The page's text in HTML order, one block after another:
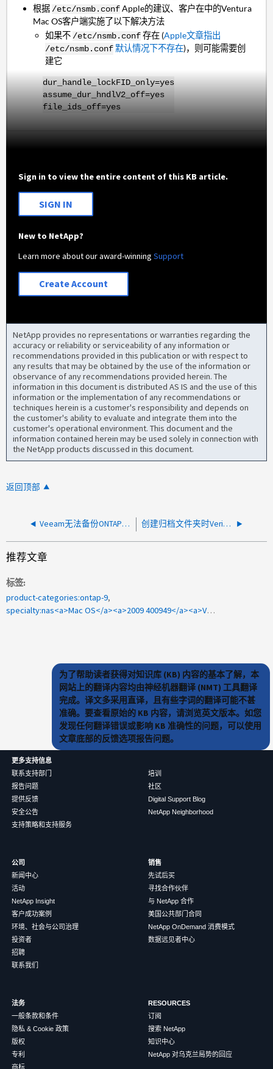
根据 /etc/nsmb.confApple的建议、客户在中的Ventura
Mac OS客户端实施了以下解决方法
如果不 /etc/nsmb.conf存在 (Apple文章指出
/etc/nsmb.conf默认情况下不存在)，则可能需要创
建它
dur_handle_lockFID_only=yes
assume_dur_hndlV2_off=yes
file_ids_off=yes
Sign in to view the entire content of this KB article.
SIGN IN
New to NetApp?
Learn more about our award-winningSupport
Create Account
NetApp provides no representations or warranties regarding the
accuracy or reliability or serviceability of any information or
recommendations provided in this publication or with respect to
any results that may be obtained by the use of the information or
observance of any recommendations provided herein. The
information in this document is distributed AS IS and the use of this
information or the implementation of any recommendations or
techniques herein is a customer's responsibility and depends on
the customer's ability to evaluate and integrate them into the
customer's operational environment. This document and the
information contained herein may be used solely in connection with
the NetApp products discussed in this document.
返回顶部
Veeam无法备份ONTAP SMB共享、并出现错误NasMaster.CreatebackupProcessor 创建归档文件夹时Veritas Enterprise Vault访问被拒绝
推荐文章
标签
product-categories:ontap-9
specialty:nas<a>Mac OS</a><a>2009 400949</a><a>Ventura MAC OS</a>
为了帮助读者获得对知识库 (KB) 内容的基本了解，本
网站上的翻译内容均由神经机器翻译 (NMT) 工具翻译
完成。译文多采用直译，且有些字词的翻译可能不甚
准确。要查看原始的 KB 内容，请浏览英文版本。如您
发现任何翻译错误或影响 KB 准确性的问题，可以使用
文章底部的反馈选项报告问题。
更多支持信息
联系支持部门
报告问题
提供反馈
安全公告
支持策略和支持服务
培训
社区
Digital Support Blog
NetApp Neighborhood
公司
新闻中心
活动
NetApp Insight
客户成功案例
环境、社会与公司治理
投资者
招聘
联系我们
销售
先试后买
寻找合作伙伴
与 NetApp 合作
美国公共部门合同
NetApp OnDemand 消费模式
数据远见者中心
法务
一般条款和条件
隐私 & Cookie 政策
版权
专利
商标
RESOURCES
订阅
搜索 NetApp
知识中心
NetApp 对乌克兰局势的回应